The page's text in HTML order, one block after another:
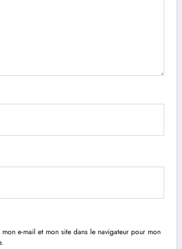
e-mail et mon site dans le navigateur pour mon